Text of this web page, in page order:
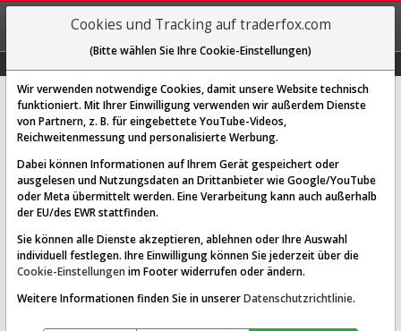
REGIS-
TRIEREN
Rocket Companies
[RKT | WKN A2P9R6 | ISIN US77311W1018]
12,840 $ -7,36 %
Echtzeit-Aktienkurs 06.08.2026 23:55 Uhr
BID:13,210 $
Website:
Sektor:
Financial Services / Mortgage Finance
37.41 Mrd. USD
Anzahl
2,829,429,760
Cookies und Tracking auf traderfox.com
(Bitte wählen Sie Ihre Cookie-Einstellungen)
Wir verwenden notwendige Cookies, damit unsere Website technisch
funktioniert. Mit Ihrer Einwilligung verwenden wir außerdem Dienste
von Partnern, z. B. für eingebettete YouTube-Videos,
Reichweitenmessung und personalisierte Werbung.
Dabei können Informationen auf Ihrem Gerät gespeichert oder
ausgelesen und Nutzungsdaten an Drittanbieter wie Google/YouTube
oder Meta übermittelt werden. Eine Verarbeitung kann auch außerhalb
der EU/des EWR stattfinden.
Sie können alle Dienste akzeptieren, ablehnen oder Ihre Auswahl
individuell festlegen. Ihre Einwilligung können Sie jederzeit über die
Cookie-Einstellungen im Footer widerrufen oder ändern.
Weitere Informationen finden Sie in unsererDatenschutzrichtlinie.